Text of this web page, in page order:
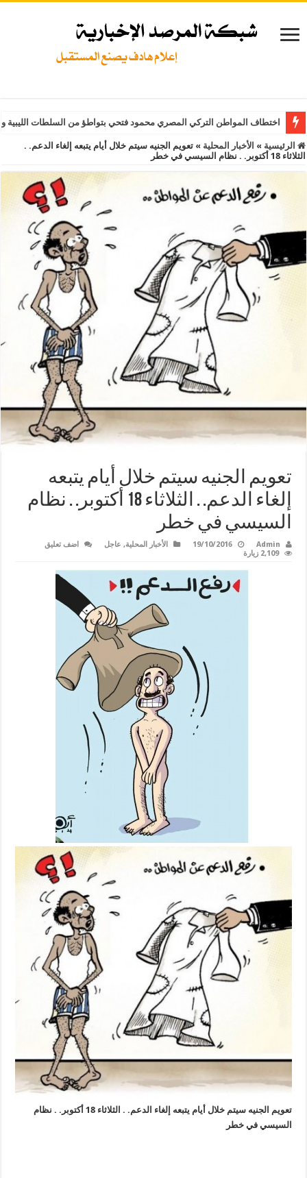
اختطاف المواطن التركي المصري محمود فتحي بتواطؤ من السلطات
الرئيسية » الأخبار المحلية » تعويم الجنيه سيتم خلال أيام يتبعه إلغاء الدعم. .
الثلاثاء 18 أكتوبر. . نظام السيسي في خطر
تعويم الجنيه سيتم خلال أيام يتبعه
إلغاء الدعم. . الثلاثاء 18 أكتوبر. . نظام
السيسي في خطر
Admin
19/10/2016 الأخبار المحلية, عاجل
اضف تعليق
2,109 زيارة
تعويم الجنيه سيتم خلال أيام يتبعه إلغاء الدعم. . الثلاثاء 18 أكتوبر. . نظام
السيسي في خطر